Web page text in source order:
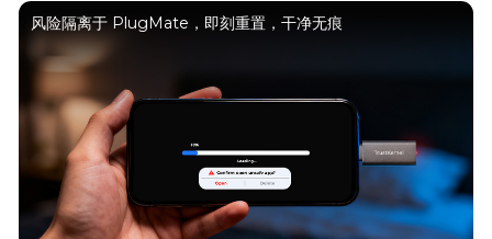
风险隔离于 PlugMate，即刻重置，干净无痕